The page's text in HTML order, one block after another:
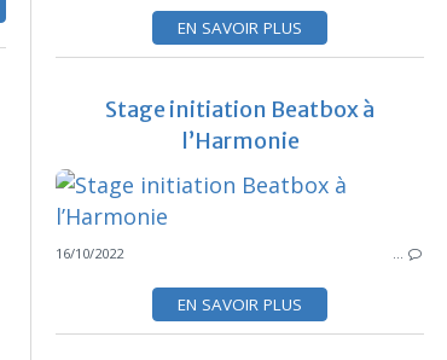
EN SAVOIR PLUS
Stage initiation Beatbox à
l’Harmonie
16/10/2022 …
EN SAVOIR PLUS